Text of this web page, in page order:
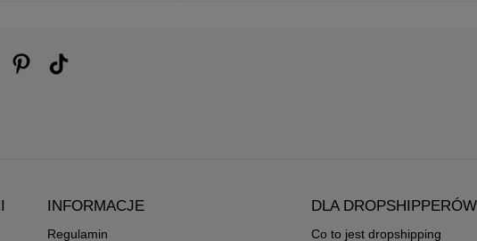
INFORMACJE
Regulamin
DLA DROPSHIPPERÓW
Co to jest dropshipping